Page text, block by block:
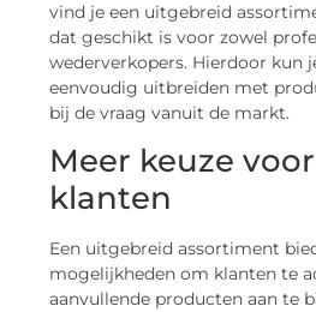
vind je een uitgebreid
dat geschikt is voor zowel
wederverkopers. Hierdoor kun
eenvoudig uitbreiden met
bij de vraag vanuit de markt.
Meer keuze
klanten
Een uitgebreid assortiment
mogelijkheden om klanten te
aanvullende producten aan te